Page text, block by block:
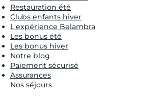
Restauration été
Clubs enfants hiver
L'expérience Belambra
Les bonus été
Les bonus hiver
Notre blog
Paiement sécurisé
Assurances
Nos séjours